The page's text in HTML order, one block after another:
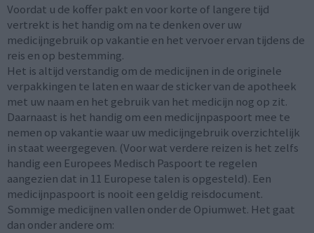
Voordat u de koffer pakt en voor korte of langere tijd
vertrekt is het handig om na te denken over uw
medicijngebruik op vakantie en het vervoer ervan tijdens de
reis en op bestemming.
Het is altijd verstandig om de medicijnen in de originele
verpakkingen te laten en waar de sticker van de apotheek
met uw naam en het gebruik van het medicijn nog op zit.
Daarnaast is het handig om een medicijnpaspoort mee te
nemen op vakantie waar uw medicijngebruik overzichtelijk
in staat weergegeven. (Voor wat verdere reizen is het zelfs
handig een Europees Medisch Paspoort te regelen
aangezien dat in 11 Europese talen is opgesteld). Een
medicijnpaspoort is nooit een geldig reisdocument.
Sommige medicijnen vallen onder de Opiumwet. Het gaat
dan onder andere om: